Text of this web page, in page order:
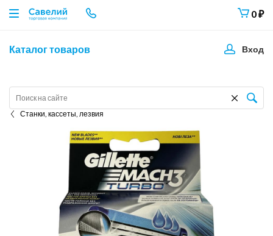
0₽
Каталог товаров Вход
Станки, кассеты, лезвия